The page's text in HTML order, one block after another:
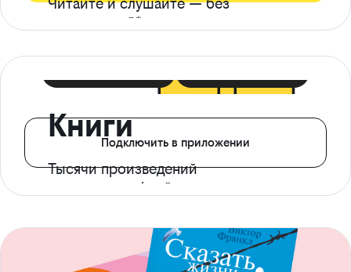
Читайте и слушайте — без
ограничений*
Книги
Тысячи произведений
с доступом офлайн
Подключить в приложении